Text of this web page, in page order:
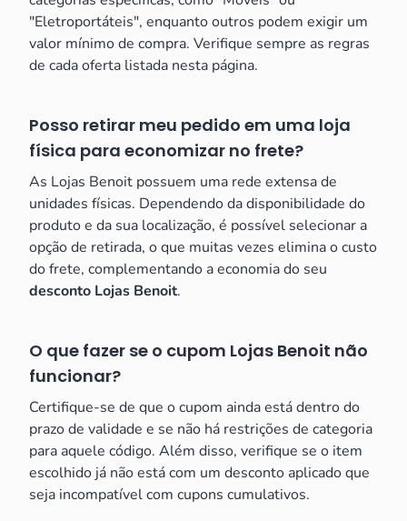
"Eletroportáteis", enquanto outros podem exigir um
valor mínimo de compra. Verifique sempre as regras
de cada oferta listada nesta página.
Posso retirar meu pedido em uma loja
física para economizar no frete?
As Lojas Benoit possuem uma rede extensa de
unidades físicas. Dependendo da disponibilidade do
produto e da sua localização, é possível selecionar a
opção de retirada, o que muitas vezes elimina o custo
do frete, complementando a economia do seu
desconto Lojas Benoit.
O que fazer se o cupom Lojas Benoit não
funcionar?
Certifique-se de que o cupom ainda está dentro do
prazo de validade e se não há restrições de categoria
para aquele código. Além disso, verifique se o item
escolhido já não está com um desconto aplicado que
seja incompatível com cupons cumulativos.